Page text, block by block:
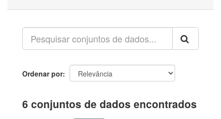
Ordenar por
6 conjuntos de dados encontrados